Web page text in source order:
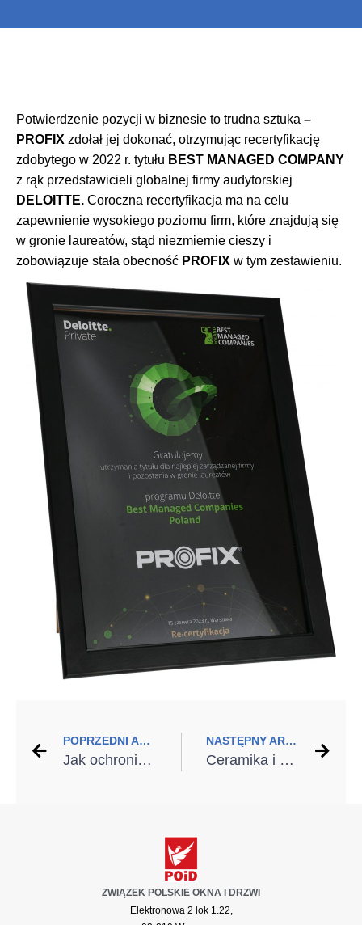
Potwierdzenie pozycji w biznesie to trudna sztuka –
PROFIX zdołał jej dokonać, otrzymując recertyfikację
zdobytego w 2022 r. tytułu BEST MANAGED COMPANY
z rąk przedstawicieli globalnej firmy audytorskiej
DELOITTE. Coroczna recertyfikacja ma na celu
zapewnienie wysokiego poziomu firm, które znajdują się
w gronie laureatów, stąd niezmiernie cieszy i
zobowiązuje stała obecność PROFIX w tym zestawieniu.
POPRZEDNI ARTYKUŁ
Jak ochronić dom przed słońcem?
NASTĘPNY ARTYKUŁ
Ceramika i drzwi – duet idealny
ZWIĄZEK POLSKIE OKNA I DRZWI
Elektronowa 2 lok 1.22,